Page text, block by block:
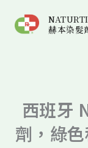
赫本染髮
西班牙
劑，綠